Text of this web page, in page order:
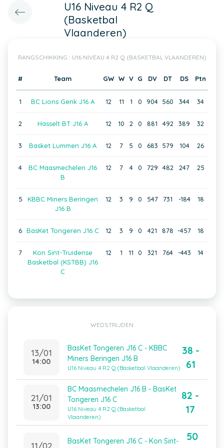
U16 Niveau 4 R2 Q
(Basketbal
Vlaanderen)
RANGSCHIKKING : U16 NIVEAU 4 R2 Q (BASKETBAL VLAANDEREN)
# Team GW W V G DV DT DS Ptn
1 BC Lions Genk J16 A 12 11 1 0 904 560 344 34
2 Hasselt BT J16 A 12 10 2 0 881 492 389 32
3 Basket Lummen J16 A 12 7 5 0 683 579 104 26
4
BC Maasmechelen J16
B
12 7 4 0 729 482 247 25
5
KBBC Miners Beringen
J16 B
12 3 9 0 547 731 -184 18
6 BasKet Tongeren J16 C 12 3 9 0 421 878 -457 18
7
Kon Sint-Truidense
Basketbal (KSTBB) J16
C
12 1 11 0 321 764 -443 14
WEDSTRIJDEN
13/01
14:00
BasKet Tongeren J16 C - KBBC
Miners Beringen J16 B
U16 Niveau 4 R2 Q (Basketbal Vlaanderen)
38 -
61
21/01
13:00
BC Maasmechelen J16 B - BasKet
Tongeren J16 C
U16 Niveau 4 R2 Q (Basketbal
Vlaanderen)
82 -
17
11/02
BasKet Tongeren J16 C - Kon Sint-
50